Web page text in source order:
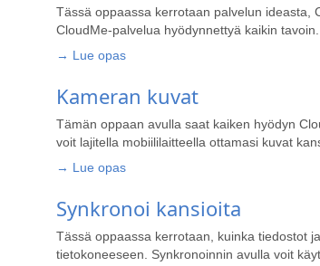
Tässä oppaassa kerrotaan palvelun ideasta,
CloudMe-palvelua hyödynnettyä kaikin tavoin.
→ Lue opas
Kameran kuvat
Tämän oppaan avulla saat kaiken hyödyn
voit lajitella mobiililaitteella ottamasi kuvat
→ Lue opas
Synkronoi kansioita
Tässä oppaassa kerrotaan, kuinka tiedostot
tietokoneeseen. Synkronoinnin avulla voit